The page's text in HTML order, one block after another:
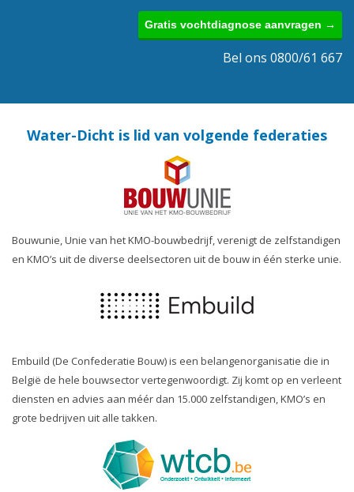
Gratis vochtdiagnose aanvragen →
Bel ons 0800/61 667
Water-Dicht is lid van volgende federaties
Bouwunie, Unie van het KMO-bouwbedrijf, verenigt de zelfstandigen
en KMO’s uit de diverse deelsectoren uit de bouw in één sterke unie.
Embuild (De Confederatie Bouw) is een belangenorganisatie die in
België de hele bouwsector vertegenwoordigt. Zij komt op en verleent
diensten en advies aan méér dan 15.000 zelfstandigen, KMO’s en
grote bedrijven uit alle takken.